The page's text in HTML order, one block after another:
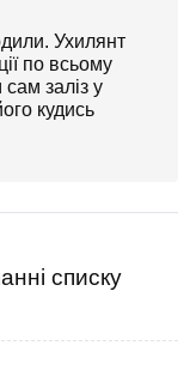
Ухилянт
по всьому
заліз у
кудись
списку